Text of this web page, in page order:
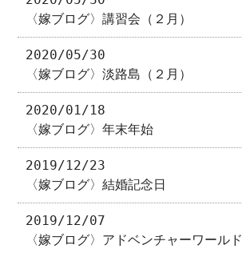
〈嫁ブログ〉講習会（２月）
2020/05/30
〈嫁ブログ〉淡路島（２月）
2020/01/18
〈嫁ブログ〉年末年始
2019/12/23
〈嫁ブログ〉結婚記念日
2019/12/07
〈嫁ブログ〉アドベンチャーワールド